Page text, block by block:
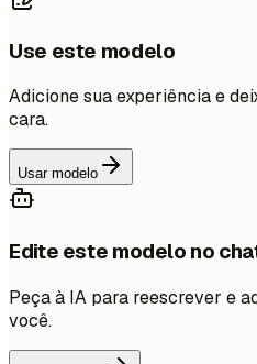
Use este modelo
Adicione sua experiência e
cara.
Usar modelo
Edite este modelo no
Peça à IA para reescrever e
você.